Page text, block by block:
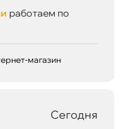
работаем по
магазин
Сегодня